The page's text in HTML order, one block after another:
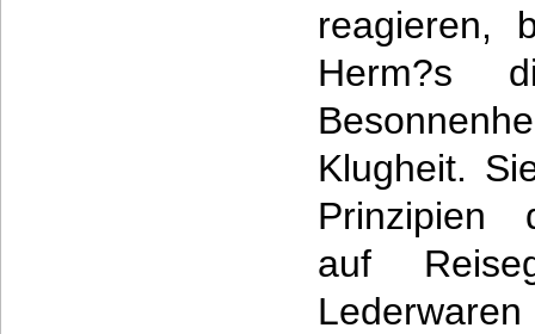
reagieren,
Herm?s
Klugheit.
Prinzipien
auf